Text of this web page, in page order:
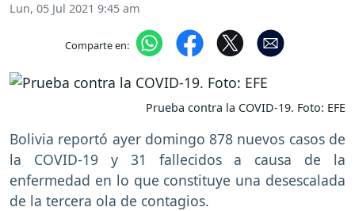
Lun, 05 Jul 2021 9:45 am
Comparte en:
Prueba contra la COVID-19. Foto: EFE
Bolivia reportó ayer domingo 878 nuevos casos de
la COVID-19 y 31 fallecidos a causa de la
enfermedad en lo que constituye una desescalada
de la tercera ola de contagios.